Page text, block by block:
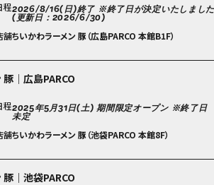
程2026/8/16(日)終了 ※終了日が決定いたしまし
(更新日：2026/6/30)
舗ちいかわラーメン 豚（広島PARCO 本館B1F）
豚｜広島PARCO
程2025年5月31日(土) 期間限定オープン ※終了日
未定
舗ちいかわラーメン 豚（池袋PARCO 本館8F）
豚｜池袋PARCO